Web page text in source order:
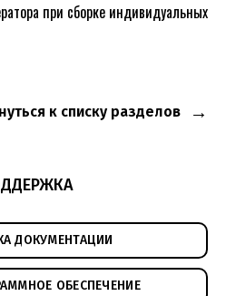
при сборке индивидуальных
к списку разделов
ДОКУМЕНТАЦИИ
ОБЕСПЕЧЕНИЕ